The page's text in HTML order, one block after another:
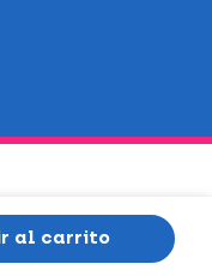
al carrito